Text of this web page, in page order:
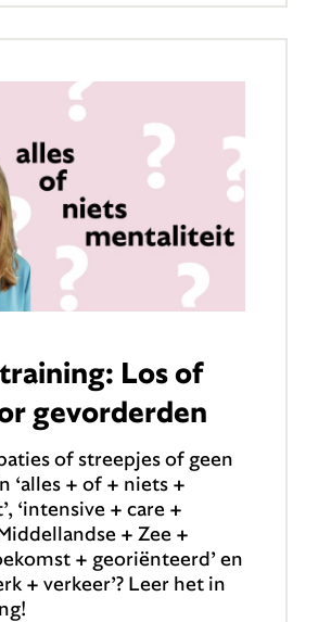
Los of
gevorderden
of streepjes of geen
‘alles + of + niets +
‘intensive + care +
+ Zee +
+ georiënteerd’ en
+ verkeer’? Leer het in